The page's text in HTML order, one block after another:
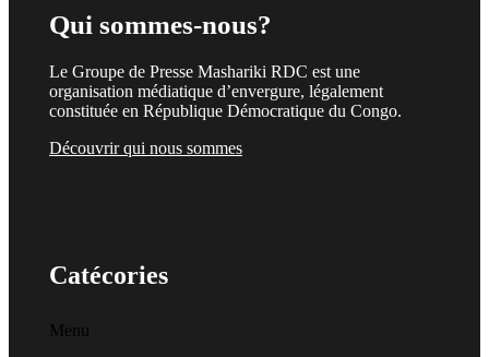
Qui sommes-nous?
Le Groupe de Presse Mashariki RDC est une
organisation médiatique d’envergure, légalement
constituée en République Démocratique du Congo.
Découvrir qui nous sommes
Catécories
Menu